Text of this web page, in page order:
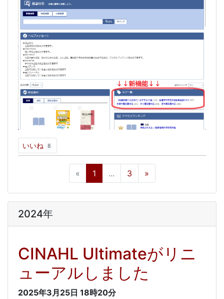
いいね 8
« 1 ... 3 »
2024年
CINAHL Ultimateがリニ
ューアルしました
2025年3月25日 18時20分